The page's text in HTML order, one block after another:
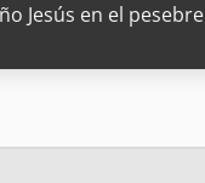
Jesús en el pesebre